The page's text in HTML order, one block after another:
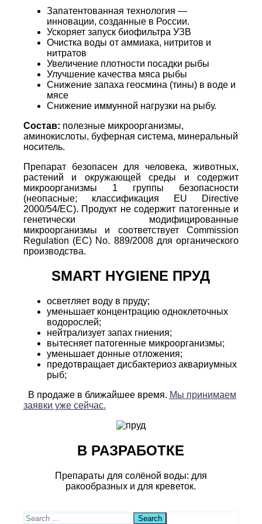
Запатентованная технология —
инновации, созданные в России.
Ускоряет запуск биофильтра УЗВ
Очистка воды от аммиака, нитритов и
нитратов
Увеличение плотности посадки рыбы
Улучшение качества мяса рыбы
Снижение запаха геосмина (тины) в воде и
мясе
Снижение иммунной нагрузки на рыбу.
Состав: полезные микроорганизмы,
аминокислоты, буферная система, минеральный
носитель.
Препарат безопасен для человека, животных,
растений и окружающей среды и содержит
микроорганизмы 1 группы безопасности
(неопасные; классификация EU Directive
2000/54/EC). Продукт не содержит патогенные и
генетически модифицированные
микроорганизмы и соответствуетCommission
Regulation (ЕС) No. 889/2008 для органического
производства.
SMART HYGIENE ПРУД
осветляет воду в пруду;
уменьшает концентрацию одноклеточных
водорослей;
нейтрализует запах гниения;
вытесняет патогенные микроорганизмы;
уменьшает донные отложения;
предотвращает дисбактериоз аквариумных
рыб;
В продаже в ближайшее время. Мы принимаем
заявки уже сейчас.
В РАЗРАБОТКЕ
Препараты для солёной воды: для
ракообразных и для креветок.
Search